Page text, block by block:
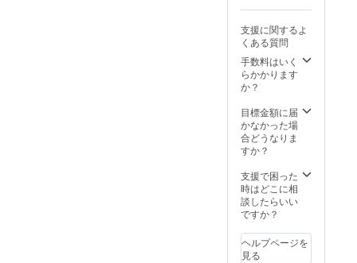
支援に関するよ
くある質問
手数料はいく
らかかります
か？
目標金額に届
かなかった場
合どうなりま
すか？
支援で困った
時はどこに相
談したらいい
ですか？
ヘルプページを
見る